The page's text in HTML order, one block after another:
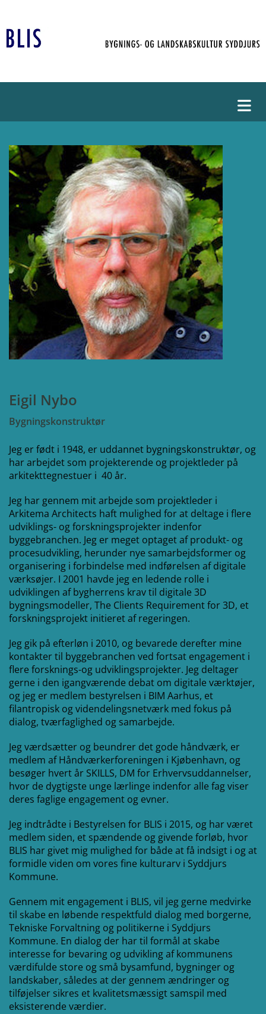
Eigil Nybo
Bygningskonstruktør
Jeg er født i 1948, er uddannet bygningskonstruktør, og
har arbejdet som projekterende og projektleder på
arkitekttegnestuer i 40 år.
Jeg har gennem mit arbejde som projektleder i
Arkitema Architects haft mulighed for at deltage i flere
udviklings- og forskningsprojekter indenfor
byggebranchen. Jeg er meget optaget af produkt- og
procesudvikling, herunder nye samarbejdsformer og
organisering i forbindelse med indførelsen af digitale
værksøjer. I 2001 havde jeg en ledende rolle i
udviklingen af ​​bygherrens krav til digitale 3D
bygningsmodeller, The Clients Requirement for 3D, et
forskningsprojekt initieret af regeringen.
Jeg gik på efterløn i 2010, og bevarede derefter mine
kontakter til byggebranchen ved fortsat engagement i
flere forsknings-og udviklingsprojekter. Jeg deltager
gerne i den igangværende debat om digitale værktøjer,
og jeg er medlem bestyrelsen i BIM Aarhus, et
filantropisk og videndelingsnetværk med fokus på
dialog, tværfaglighed og samarbejde.
Jeg værdsætter og beundrer det gode håndværk, er
medlem af Håndværkerforeningen i Kjøbenhavn, og
besøger hvert år SKILLS, DM for Erhvervsuddannelser,
hvor de dygtigste unge lærlinge indenfor alle fag viser
deres faglige engagement og evner.
Jeg indtrådte i Bestyrelsen for BLIS i 2015, og har været
medlem siden, et spændende og givende forløb, hvor
BLIS har givet mig mulighed for både at få indsigt i og at
formidle viden om vores fine kulturarv i Syddjurs
Kommune.
Gennem mit engagement i BLIS, vil jeg gerne medvirke
til skabe en løbende respektfuld dialog med borgerne,
Tekniske Forvaltning og politikerne i Syddjurs
Kommune. En dialog der har til formål at skabe
interesse for bevaring og udvikling af kommunens
værdifulde store og små bysamfund, bygninger og
landskaber, således at der gennem ændringer og
tilføjelser sikres et kvalitetsmæssigt samspil med
eksisterende værdier.